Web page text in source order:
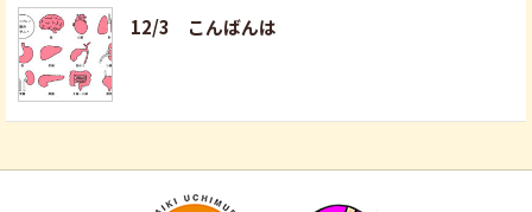
12/3 こんばんは